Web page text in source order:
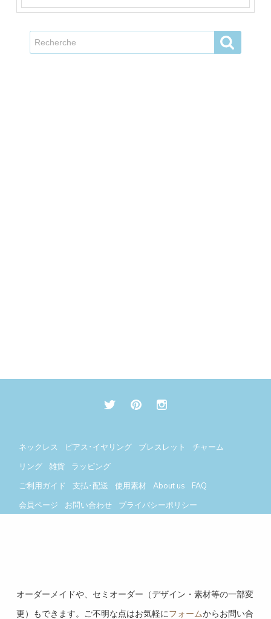
オーダーメイドや、セミオーダー（デザイン・素材等の一部変
更）もできます。ご不明な点はお気軽にフォームからお問い合
ネックレス ピアス･イヤリング ブレスレット
チャーム
リング
雑貨
ラッピング
ご利用ガイド
支払･配送 使用素材 About us
FAQ
会員ページ
お問い合わせ プライバシーポリシー
2
3 4 5 6 7 8
1
2 3
5
6
7 8 9 10 11 12